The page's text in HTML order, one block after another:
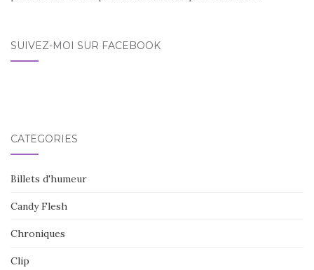
SUIVEZ-MOI SUR FACEBOOK
CATÉGORIES
Billets d'humeur
Candy Flesh
Chroniques
Clip